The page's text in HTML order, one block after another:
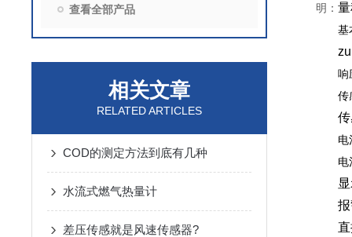
查看全部产品
相关文章
RELATED ARTICLES
COD的测定方法到底有几种
水流式燃气热量计
差压传感就是风速传感器?
明：
基
响
传
电
电